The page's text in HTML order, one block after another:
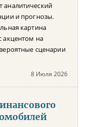
аналитический
и прогнозы.
картина
акцентом на
сценарии
8 Июля 2026